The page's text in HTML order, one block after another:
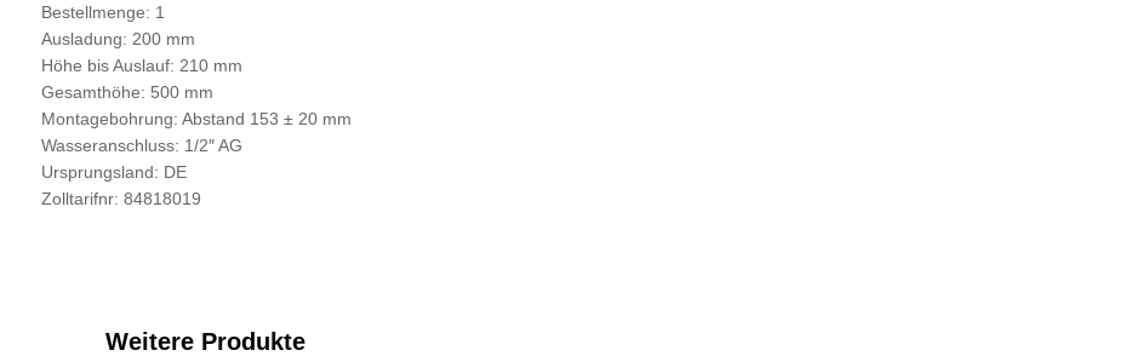
Bestellmenge: 1
Ausladung: 200 mm
Höhe bis Auslauf: 210 mm
Gesamthöhe: 500 mm
Montagebohrung: Abstand 153 ± 20 mm
Wasseranschluss: 1/2″ AG
Ursprungsland: DE
Zolltarifnr: 84818019
Weitere Produkte